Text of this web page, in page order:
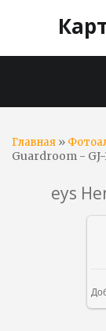
Главная »
Guardroom -
eys